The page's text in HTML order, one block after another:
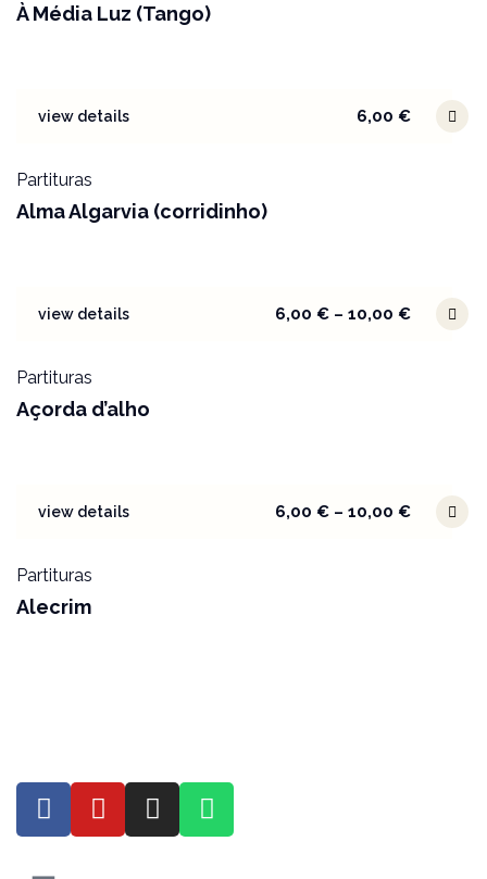
À Média Luz (Tango)
view details 6,00 €
Partituras
Alma Algarvia (corridinho)
view details 6,00 €– 10,00 €
Partituras
Açorda d’alho
view details 6,00 €– 10,00 €
Partituras
Alecrim